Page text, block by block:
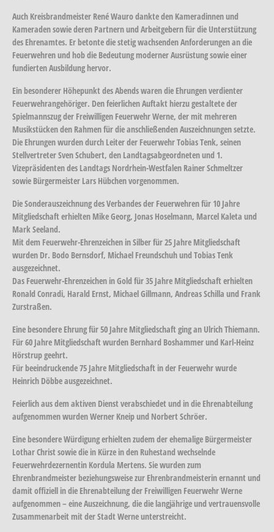
Auch Kreisbrandmeister René Wauro dankte den Kameradinnen und
Kameraden sowie deren Partnern und Arbeitgebern für die Unterstützung
des Ehrenamtes. Er betonte die stetig wachsenden Anforderungen an die
Feuerwehren und hob die Bedeutung moderner Ausrüstung sowie einer
fundierten Ausbildung hervor.
Ein besonderer Höhepunkt des Abends waren die Ehrungen verdienter
Feuerwehrangehöriger. Den feierlichen Auftakt hierzu gestaltete der
Spielmannszug der Freiwilligen Feuerwehr Werne, der mit mehreren
Musikstücken den Rahmen für die anschließenden Auszeichnungen setzte.
Die Ehrungen wurden durch Leiter der Feuerwehr Tobias Tenk, seinen
Stellvertreter Sven Schubert, den Landtagsabgeordneten und 1.
Vizepräsidenten des Landtags Nordrhein-Westfalen Rainer Schmeltzer
sowie Bürgermeister Lars Hübchen vorgenommen.
Die Sonderauszeichnung des Verbandes der Feuerwehren für 10 Jahre
Mitgliedschaft erhielten Mike Georg, Jonas Hoselmann, Marcel Kaleta und
Mark Seeland.
Mit dem Feuerwehr-Ehrenzeichen in Silber für 25 Jahre Mitgliedschaft
wurden Dr. Bodo Bernsdorf, Michael Freundschuh und Tobias Tenk
ausgezeichnet.
Das Feuerwehr-Ehrenzeichen in Gold für 35 Jahre Mitgliedschaft erhielten
Ronald Conradi, Harald Ernst, Michael Gillmann, Andreas Schilla und Frank
Zurstraßen.
Eine besondere Ehrung für 50 Jahre Mitgliedschaft ging an Ulrich Thiemann.
Für 60 Jahre Mitgliedschaft wurden Bernhard Boshammer und Karl-Heinz
Hörstrup geehrt.
Für beeindruckende 75 Jahre Mitgliedschaft in der Feuerwehr wurde
Heinrich Döbbe ausgezeichnet.
Feierlich aus dem aktiven Dienst verabschiedet und in die Ehrenabteilung
aufgenommen wurden Werner Kneip und Norbert Schröer.
Eine besondere Würdigung erhielten zudem der ehemalige Bürgermeister
Lothar Christ sowie die in Kürze in den Ruhestand wechselnde
Feuerwehrdezernentin Kordula Mertens. Sie wurden zum
Ehrenbrandmeister beziehungsweise zur Ehrenbrandmeisterin ernannt und
damit offiziell in die Ehrenabteilung der Freiwilligen Feuerwehr Werne
aufgenommen – eine Auszeichnung, die die langjährige und vertrauensvolle
Zusammenarbeit mit der Stadt Werne unterstreicht.